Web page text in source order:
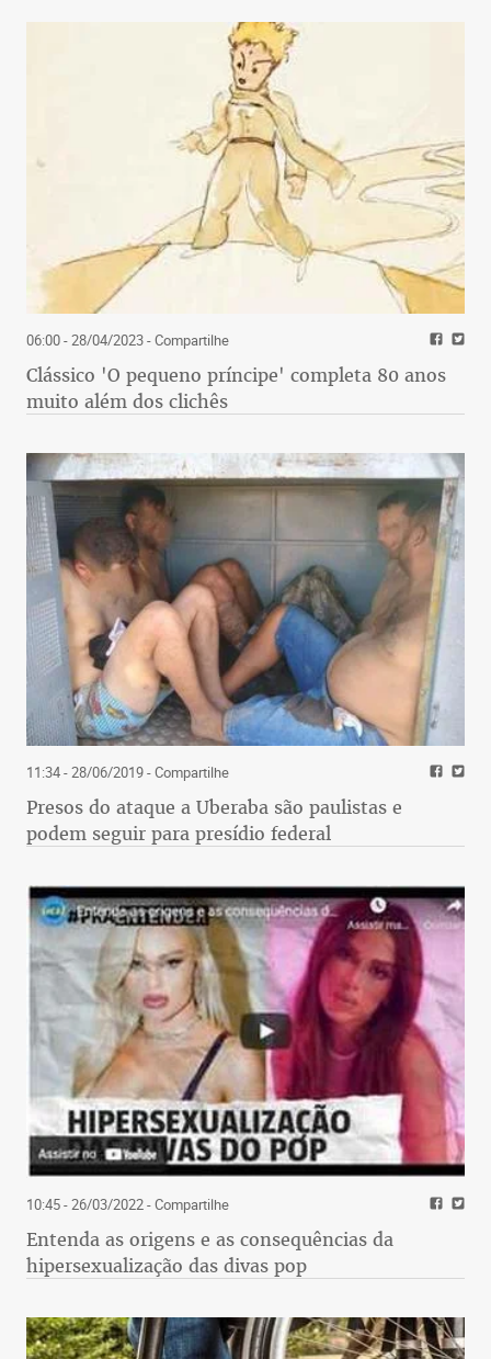
06:00 - 28/04/2023- Compartilhe
Clássico 'O pequeno príncipe' completa 80 anos
muito além dos clichês
11:34 - 28/06/2019- Compartilhe
Presos do ataque a Uberaba são paulistas e
podem seguir para presídio federal
10:45 - 26/03/2022- Compartilhe
Entenda as origens e as consequências da
hipersexualização das divas pop